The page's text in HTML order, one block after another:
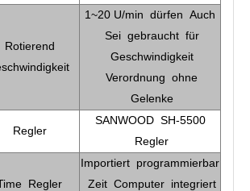
Rotierend
1~20 U/min dürfen Auch
Sei gebraucht für
Geschwindigkeit
Verordnung ohne
Gelenke
Regler
SANWOOD SH-5500
Regler
Regler
Importiert programmierbar
Zeit Computer integriert